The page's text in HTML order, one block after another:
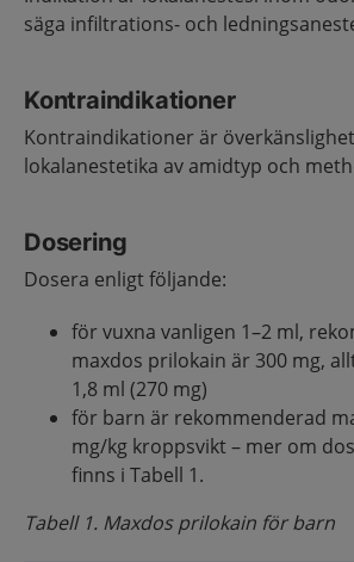
säga infiltrations- och
Kontraindikationer
Kontraindikationer är
lokalanestetika av amidtyp och
Dosering
Dosera enligt följande:
för vuxna vanligen 1–2 ml,
maxdos prilokain är 300 mg,
1,8 ml (270 mg)
för barn är rekommenderad
mg/kg kroppsvikt – mer om
finns i Tabell 1.
Tabell 1. Maxdos prilokain för barn